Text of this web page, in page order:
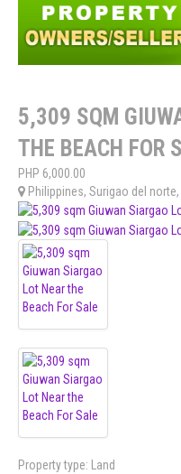
5,309 SQM
THE BEACH FOR
PHP 6,000.00
Philippines, Surigao del norte,
Property type: Land